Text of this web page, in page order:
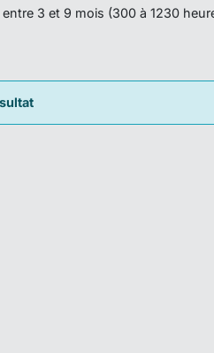
entre 3 et 9 mois (300 à 1230